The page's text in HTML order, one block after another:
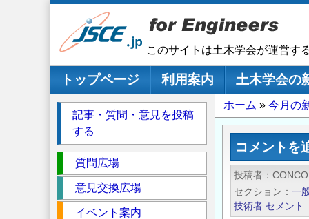
このサイトは土木学会が運営す
メインナビゲーション
トップページ 利用案内
土木学会の
パ
ン
ず
ホーム 今月の
コメントを
投稿者
セクション
一
技術者 セメント
記事・質問・意見を投稿
する
ク
シ
質問広場
意見交換広場
イベント案内